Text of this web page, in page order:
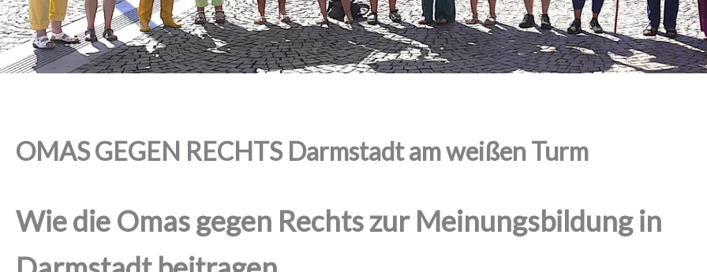
OMAS GEGEN RECHTS Darmstadt am weißen Turm
Wie die Omas gegen Rechts zur Meinungsbildung in